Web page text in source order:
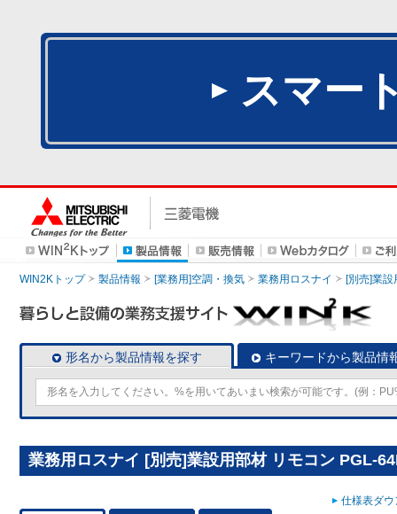
スマー
WIN2Kトップ 製品情報 [業務用]空調・換気 業務用ロスナイ [別売]業設
形名から製品情報を探す キーワードから製品情
業務用ロスナイ [別売]業設用部材 リモコン PGL-
仕様表ダ